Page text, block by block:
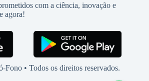
com a ciência, inovação e
agora!
• Todos os direitos reservados.